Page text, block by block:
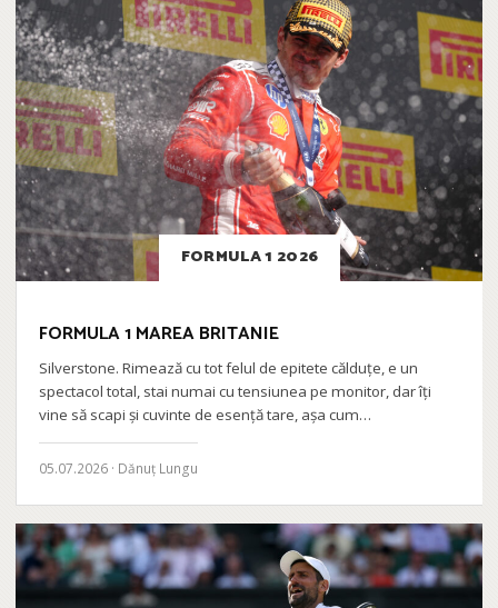
FORMULA 1 2026
FORMULA 1 MAREA BRITANIE
Silverstone. Rimează cu tot felul de epitete călduțe, e un
spectacol total, stai numai cu tensiunea pe monitor, dar îți
vine să scapi și cuvinte de esență tare, așa cum…
05.07.2026 · Dănuț Lungu